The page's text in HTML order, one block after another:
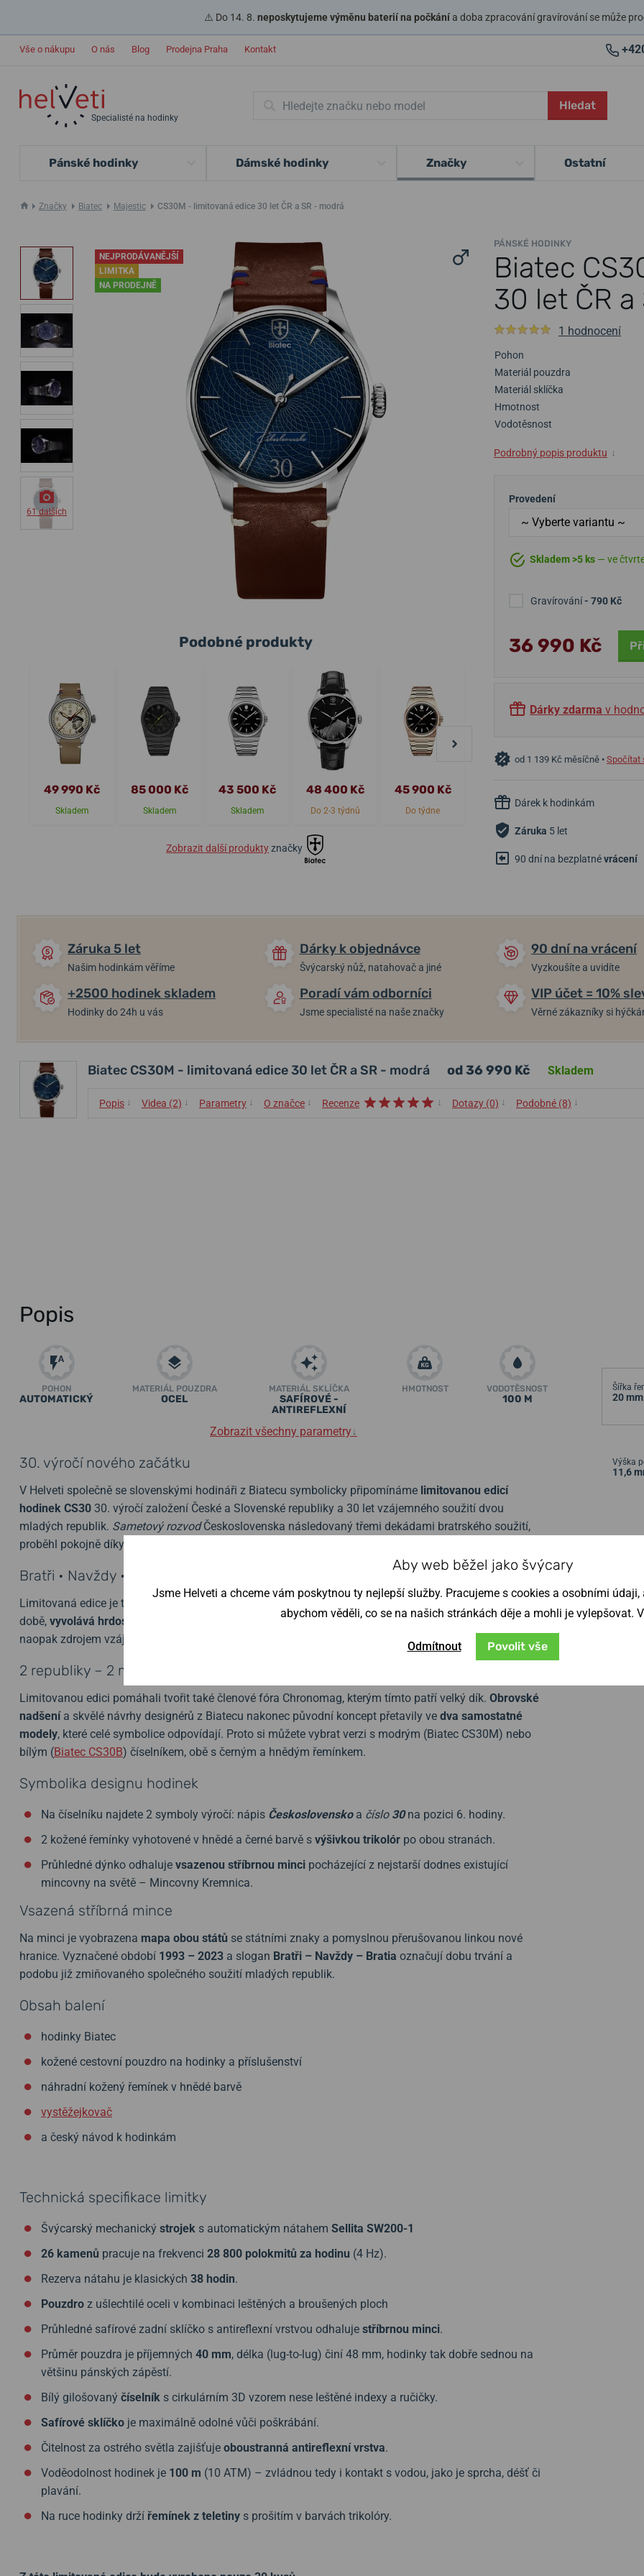
⚠️ Do 14. 8. neposkytujeme výměnu baterií na počkánía doba zpracování gravírování se může
Vše o nákupu O nás Blog Prodejna Praha Kontakt
Specialisté na hodinky
Hledat
Pánské hodinky Dámské hodinky Značky Ostatní
Značky Biatec Majestic CS30M - limitovaná edice 30 let ČR a SR - modrá
PÁNSKÉ HODINKY
Biatec
30 let ČR
NEJPRODÁVANĚJŠÍ
LIMITKA
NA PRODEJNĚ
61 dalších
1 hodnocení
Pohon
Materiál pouzdra
Materiál sklíčka
Hmotnost
Vodotěsnost
Podrobný popis produktu ↓
Provedení
Skladem >5 ks — ve
Gravírování- 790 Kč
36 990 Kč
Dárky zdarma v
od 1 139 Kč měsíčně • Spočítat
Dárek k hodinkám
Záruka 5 let
90 dní na bezplatnévrácení
Podobné produkty
49 990 Kč
Skladem
85 000 Kč
Skladem
43 500 Kč
Skladem
48 400 Kč
Do 2-3 týdnů
45 900 Kč
Do týdne Do týdne
Zobrazit další produktyznačky
Záruka 5 let
Našim hodinkám věříme
Dárky k objednávce
Švýcarský nůž, natahovač a jiné
90 dní na vrácení
Vyzkoušíte a uvidíte
+2500 hodinek skladem
Hodinky do 24h u vás
Poradí vám odborníci
Jsme specialisté na naše značky
VIP účet = 10%
Věrné zákazníky si
Biatec CS30M - limitovaná edice 30 let ČR a SR - modrá od 36 990 Kč Skladem
Popis ↓ Videa (2) ↓ Parametry ↓ O značce ↓ Recenze ↓ Dotazy (0) ↓ Podobné (8) ↓
Popis
POHON
AUTOMATICKÝ
MATERIÁL POUZDRA
OCEL
MATERIÁL SKLÍČKA
SAFÍROVÉ -
ANTIREFLEXNÍ
HMOTNOST VODOTĚSNOST
100 M
Zobrazit všechny parametry↓
30. výročí nového začátku
V Helveti společně se slovenskými hodináři z Biatecu symbolicky připomínáme limitovanou edicí
hodinek CS30 30. výročí založení České a Slovenské republiky a 30 let vzájemného soužití dvou
mladých republik. Sametový rozvodČeskoslovenska následovaný třemi dekádami bratrského soužití,
proběhl pokojně díky jazykové a kulturní blízkosti obou národností a díky přetrvávající sounáležitosti.
Bratři • Navždy • Bratia
Limitovaná edice je tedy odkazem na velkou změnu v našich životech, jejíž připomínka – zvlášť v dnešní
době, vyvolává hrdost nad soužitím dvou sousedů
, pro které není nově vytvořená hranice překážkou, ale
naopak zdrojem vzájemné inspirace a pomoci.
2 republiky – 2 modely
Limitovanou edici pomáhali tvořit také členové fóra Chronomag, kterým tímto patří velký dík. Obrovské
nadšenía skvělé návrhy designérů z Biatecu nakonec původní koncept přetavily ve dva samostatné
modely, které celé symbolice odpovídají. Proto si můžete vybrat verzi s modrým (Biatec CS30M) nebo
bílým (Biatec CS30B) číselníkem, obě s černým a hnědým řemínkem.
Symbolika designu hodinek
Na číselníku najdete 2 symboly výročí: nápis Československoa číslo 30na pozici 6. hodiny.
2 kožené řemínky vyhotovené v hnědé a černé barvě s výšivkou trikolór po obou stranách.
Průhledné dýnko odhaluje vsazenou stříbrnou minci pocházející z nejstarší dodnes existující
mincovny na světě – Mincovny Kremnica.
Vsazená stříbrná mince
Na minci je vyobrazena mapa obou států se státními znaky a pomyslnou přerušovanou linkou nové
hranice. Vyznačené období 1993 – 2023 a slogan Bratři – Navždy – Bratia označují dobu trvání a
podobu již zmiňovaného společného soužití mladých republik.
Obsah balení
hodinky Biatec
kožené cestovní pouzdro na hodinky a příslušenství
náhradní kožený řemínek v hnědé barvě
vystěžejkovač
a český návod k hodinkám
Technická specifikace limitky
Švýcarský mechanický strojek s automatickým nátahem Sellita SW200-1
26 kamenů pracuje na frekvenci 28 800 polokmitů za hodinu (4 Hz).
Rezerva nátahu je klasických 38 hodin.
Pouzdro z ušlechtilé oceli v kombinaci leštěných a broušených ploch
Průhledné safírové zadní sklíčko s antireflexní vrstvou odhaluje stříbrnou minci.
Průměr pouzdra je příjemných 40 mm, délka (lug-to-lug) činí 48 mm, hodinky tak dobře sednou na
většinu pánských zápěstí.
Bílý gilošovaný číselník s cirkulárním 3D vzorem nese leštěné indexy a ručičky.
Safírové sklíčko je maximálně odolné vůči poškrábání.
Čitelnost za ostrého světla zajišťuje oboustranná antireflexní vrstva.
Voděodolnost hodinek je 100 m (10 ATM) – zvládnou tedy i kontakt s vodou, jako je sprcha, déšť či
plavání.
Na ruce hodinky drží řemínek z teletiny s prošitím v barvách trikolóry.
Šířka
20 mm
Výška
11,6
Aby web běžel jako švýcary
Jsme Helveti a chceme vám poskytnou ty nejlepší služby. Pracujeme s cookies a osobními
abychom věděli, co se na našich stránkách děje a mohli je vylepšovat.
Odmítnout Povolit vše